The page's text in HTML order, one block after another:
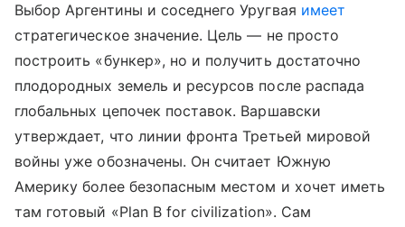
Выбор Аргентины и соседнего Уругвая имеет
стратегическое значение. Цель — не просто
построить «бункер», но и получить достаточно
плодородных земель и ресурсов после распада
глобальных цепочек поставок. Варшавски
утверждает, что линии фронта Третьей мировой
войны уже обозначены. Он считает Южную
Америку более безопасным местом и хочет иметь
там готовый «Plan B for civilization». Сам